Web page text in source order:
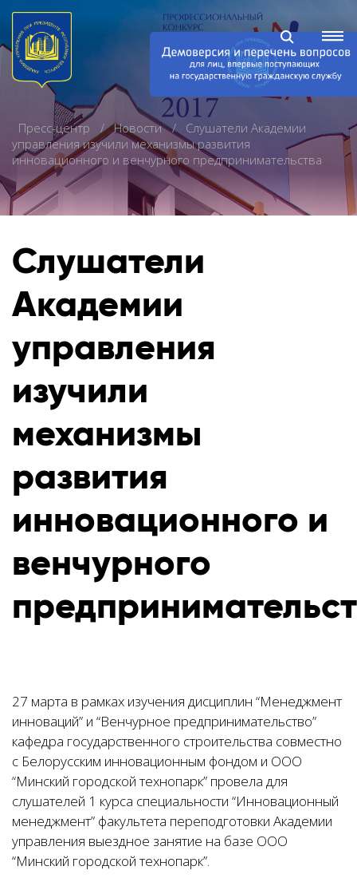
Пресс-центр Новости
Слушатели Академии
управления изучили механизмы развития
инновационного и венчурного предпринимательства
Слушатели
Академии
управления
изучили
механизмы
развития
инновационного и
венчурного
27 марта в рамках изучения дисциплин “Менеджмент
инноваций” и “Венчурное предпринимательство”
кафедра государственного строительства совместно
с Белорусским инновационным фондом и ООО
“Минский городской технопарк” провела для
слушателей 1 курса специальности “Инновационный
менеджмент” факультета переподготовки Академии
управления выездное занятие на базе ООО
“Минский городской технопарк”.